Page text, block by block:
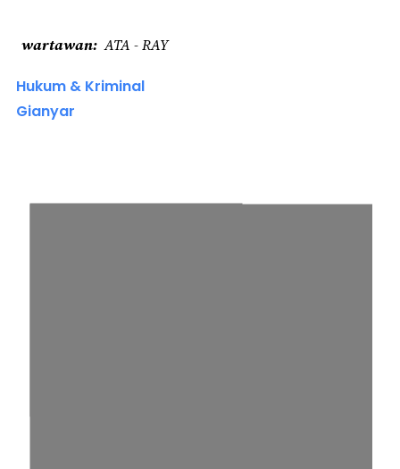
wartawan ATA - RAY
Hukum & Kriminal
Gianyar